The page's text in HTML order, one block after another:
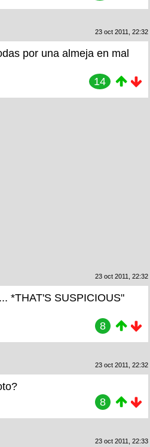
23 oct 2011, 22:32
por una almeja en mal
14
23 oct 2011, 22:32
*THAT'S SUSPICIOUS"
8
23 oct 2011, 22:32
8
23 oct 2011, 22:33